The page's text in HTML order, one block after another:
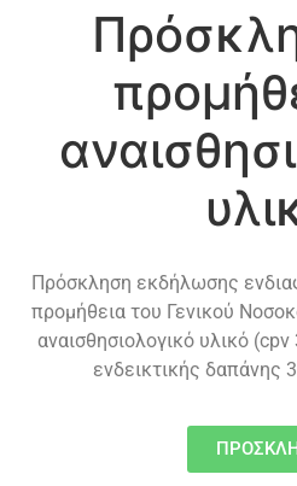
Πρόσκληση εκδήλωσης
προμήθεια του Γενικού
αναισθησιολογικό υλικό
ενδεικτικής δαπάνης